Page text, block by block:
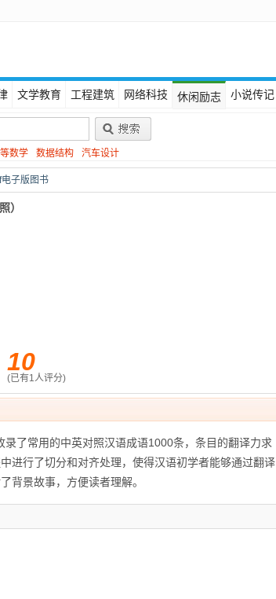
文学教育 工程建筑 网络科技 休闲励志 小说传记
数学 数据结构
汽车设计
子版图书
）
10
(已有1人评分)
了常用的中英对照汉语成语1000条，条目的翻译力求
进行了切分和对齐处理，使得汉语初学者能够通过翻译
背景故事，方便读者理解。